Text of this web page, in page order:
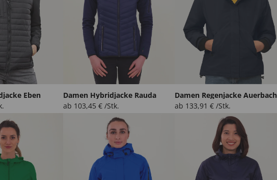
Eben
Damen Hybridjacke Rauda
ab 103,45€ /Stk.
Damen Regenjacke Auerbach
ab 133,91 € /Stk.